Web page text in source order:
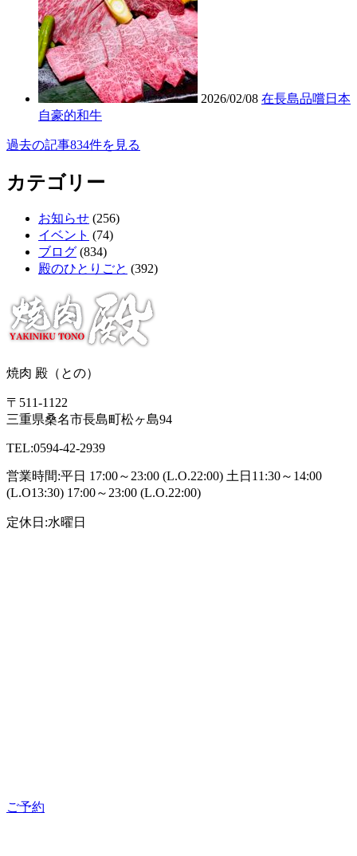
2026/02/08 在長島品嚐日本
自豪的和牛
過去の記事834件を見る
カテゴリー
お知らせ (256)
イベント (74)
ブログ (834)
殿のひとりごと (392)
焼肉 殿（との）
〒511-1122
三重県桑名市長島町松ヶ島94
TEL:0594-42-2939
営業時間:平日 17:00～23:00 (L.O.22:00) 土日11:30～14:00
(L.O13:30) 17:00～23:00 (L.O.22:00)
定休日:水曜日
ご予約